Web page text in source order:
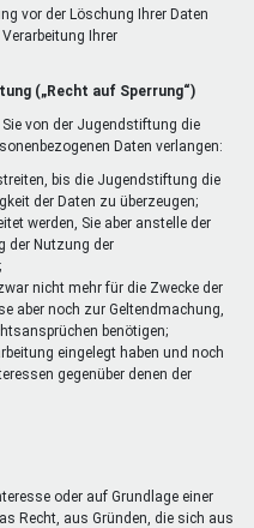
vor der Löschung Ihrer Daten
Ihrer
(„Recht auf Sperrung“)
von der Jugendstiftung die
Daten verlangen:
bis die Jugendstiftung die
der Daten zu überzeugen;
werden, Sie aber anstelle der
der Nutzung der
nicht mehr für die Zwecke der
aber noch zur Geltendmachung,
benötigen;
eingelegt haben und noch
gegenüber denen der
oder auf Grundlage einer
Recht, aus Gründen, die sich aus